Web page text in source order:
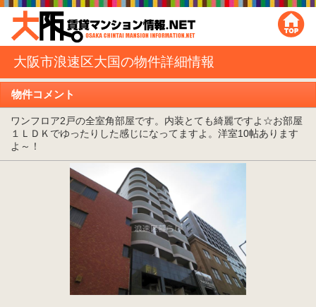
大阪市浪速区大国の物件詳細情報
物件コメント
ワンフロア2戸の全室角部屋です。内装とても綺麗ですよ☆お部屋
１ＬＤＫでゆったりした感じになってますよ。洋室10帖あります
よ～！